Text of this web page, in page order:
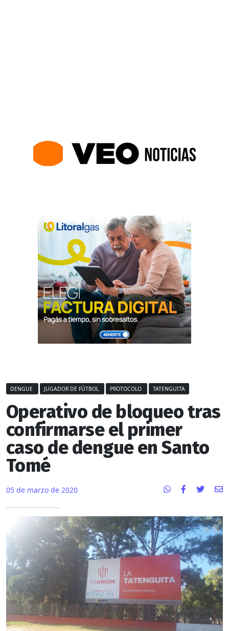
DENGUE JUGADOR DE FÚTBOL PROTOCOLO TATENGUITA
Operativo de bloqueo tras
confirmarse el primer
caso de dengue en Santo
Tomé
05 de marzo de 2020